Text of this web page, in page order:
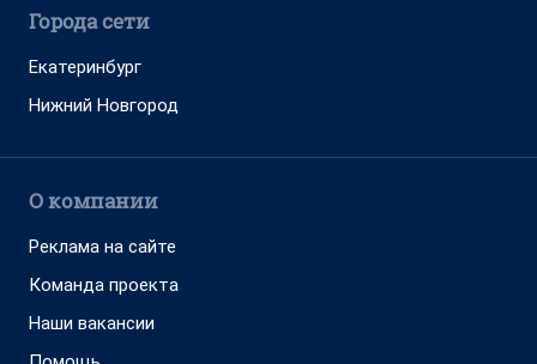
Города сети
Екатеринбург
Нижний Новгород
О компании
Реклама на сайте
Команда проекта
Наши вакансии